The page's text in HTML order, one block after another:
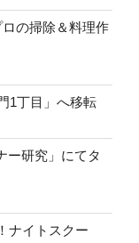
ロの掃除＆料理作
1丁目」へ移転
ー研究」にてタ
ナイトスクー